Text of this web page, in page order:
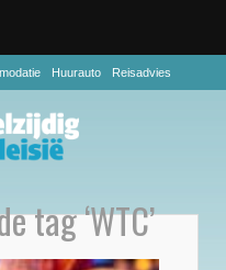
Huurauto Reisadvies
tag ‘WTC’